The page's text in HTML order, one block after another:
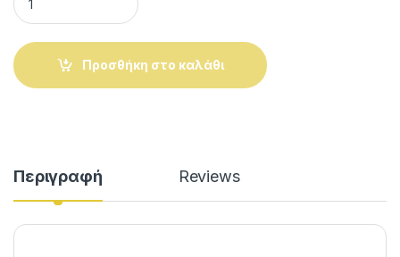
Προσθήκη στο καλάθι
Περιγραφή Reviews